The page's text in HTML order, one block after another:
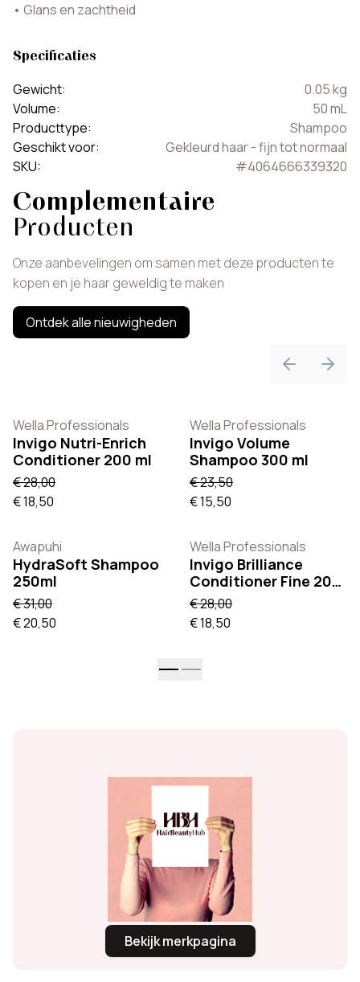
• Glans en zachtheid
Specificaties
Gewicht: 0.05kg
Volume: 50mL
Producttype:
Shampoo
Geschikt voor:
Gekleurd haar - fijn tot normaal
SKU: #4064666339320
Complementaire
Producten
Onze aanbevelingen om samen met deze producten te
kopen en je haar geweldig te maken
Ontdek alle nieuwigheden
PreviousNext
Wella Professionals
Invigo Nutri-Enrich
Conditioner 200 ml
€ 28,00
€ 18,50
Wella Professionals
Invigo Volume
Shampoo 300 ml
€ 23,50
€ 15,50
Awapuhi
HydraSoft Shampoo
250ml
€ 31,00
€ 20,50
Wella Professionals
Invigo Brilliance
Conditioner Fine 200
ml
€ 28,00
€ 18,50
Bekijk merkpagina